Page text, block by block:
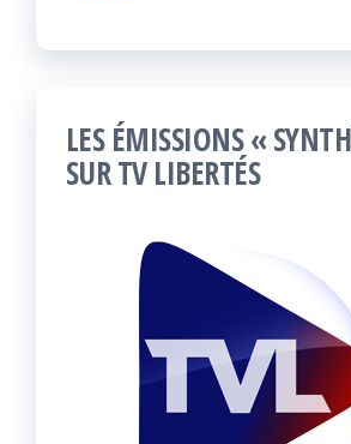
LES ÉMISSIONS «
SUR TV LIBERTÉS